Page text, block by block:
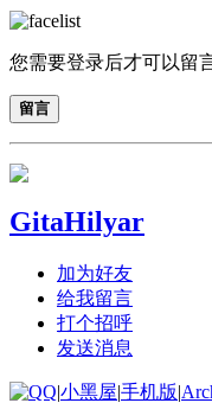
您需要登录后才可以留
留言
GitaHilyar
加为好友
给我留言
打个招呼
发送消息
|小黑屋|手机版|